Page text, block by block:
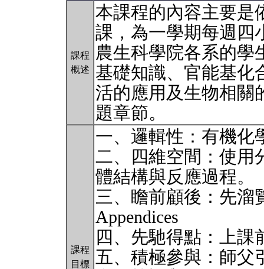
課程
概述
本課程的內容主要是
課，為一學期每週四
農生科學院各系的學
基礎知識、官能基化
活的應用及生物相關
題章節。
課程
目標
一、邏輯性：有機化
二、四維空間：使用
體結構與反應過程。
三、瞻前顧後：先溜
Appendices
四、先馳得點：上課
五、積極參與：師父